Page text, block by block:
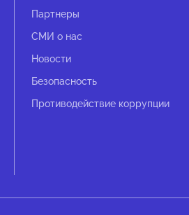
Партнеры
СМИ о нас
Новости
Безопасность
Противодействие коррупции